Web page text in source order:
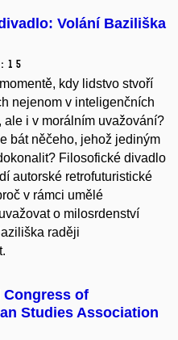
Volání Baziliška
kdy lidstvo stvoří
nejenom v inteligenčních
ale i v morálním uvažování?
bát něčeho, jehož jediným
Filosofické divadlo
autorské retrofuturistické
v rámci umělé
o milosrdenství
raději
Congress of
Studies Association